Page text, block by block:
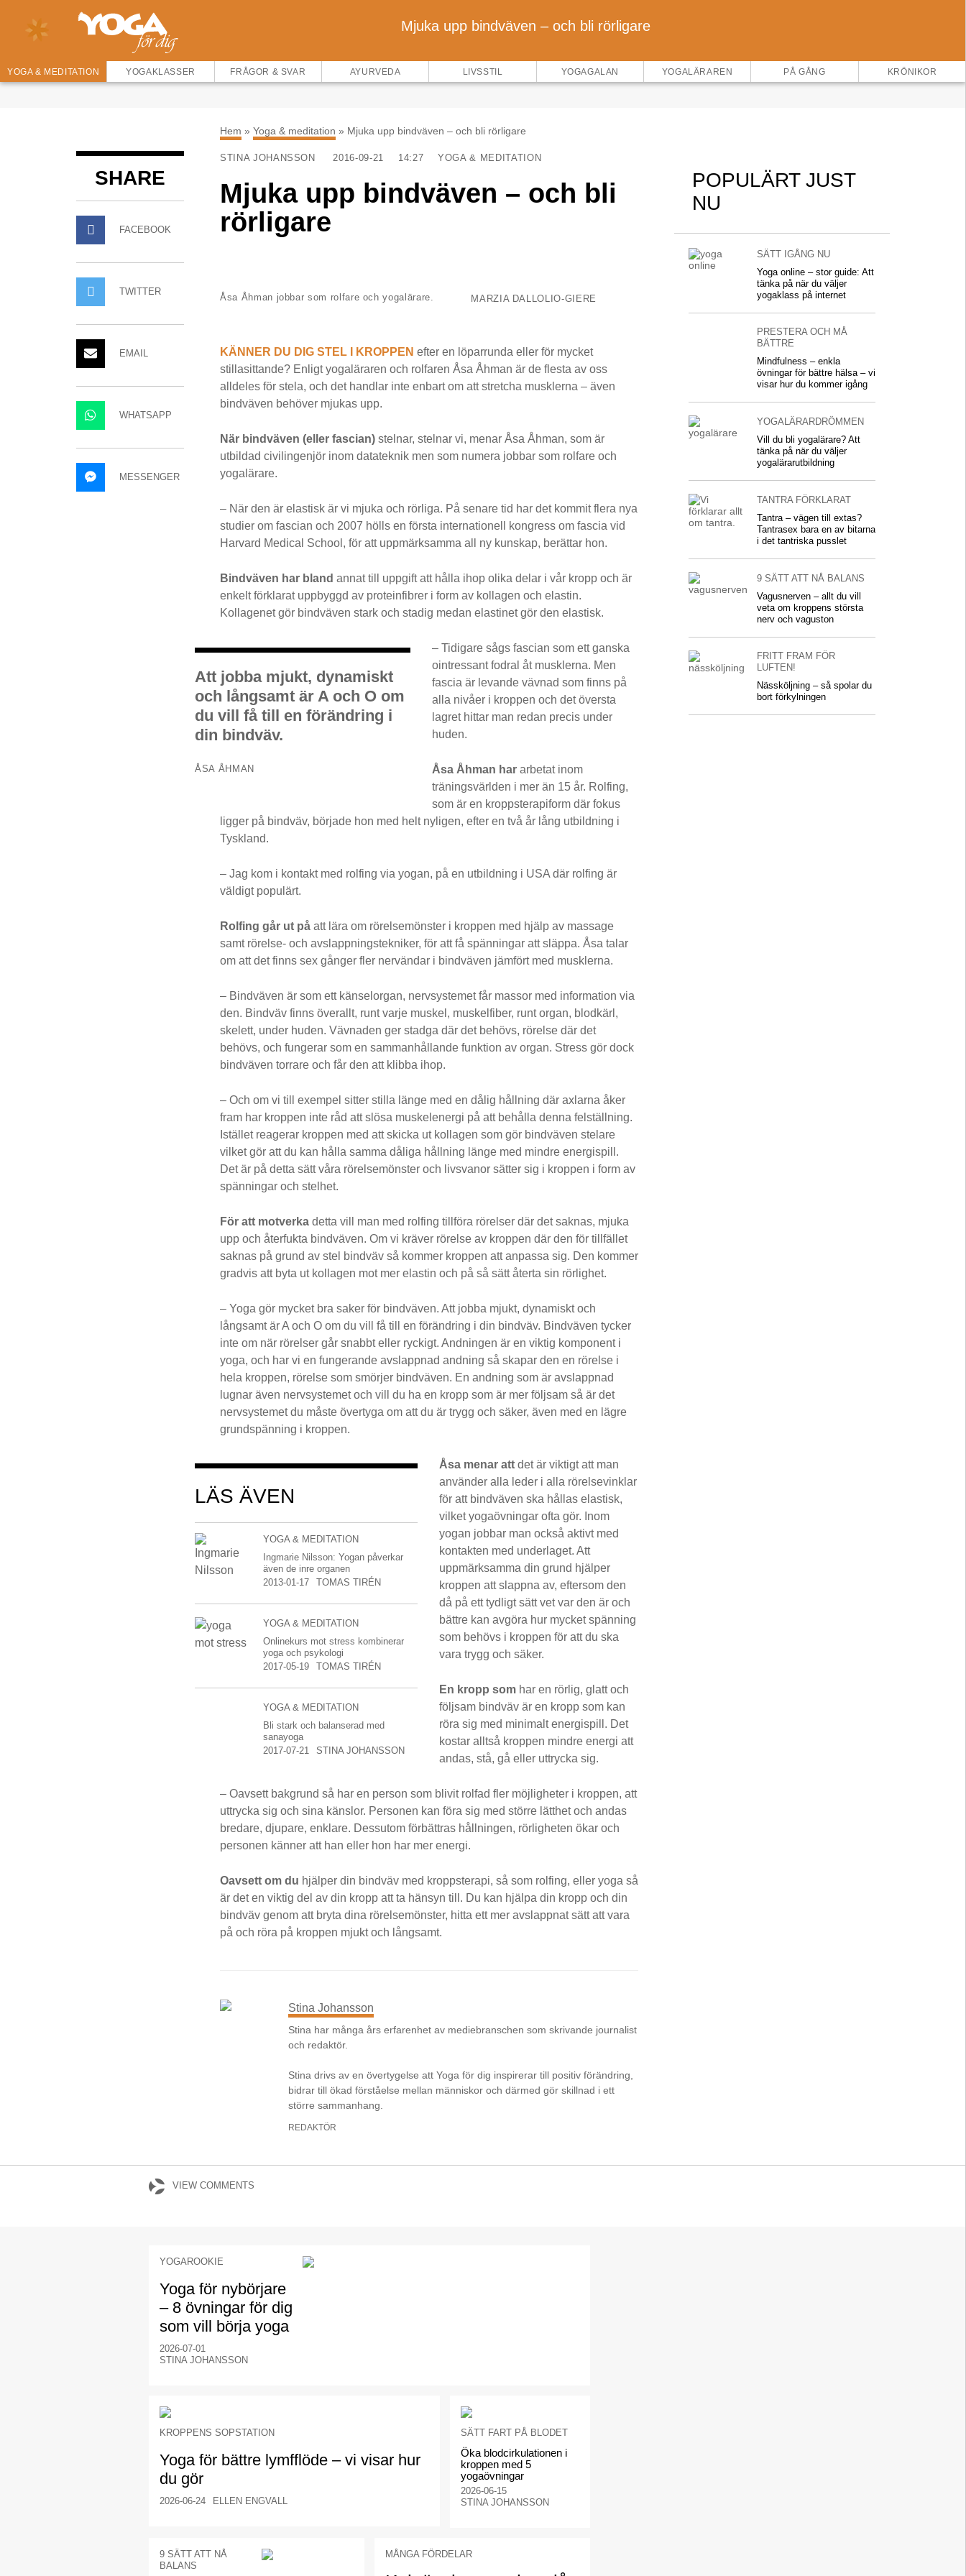
Mjuka upp bindväven – och bli rörligare
YOGA & MEDITATION YOGAKLASSER FRÅGOR & SVAR AYURVEDA LIVSSTIL YOGAGALAN YOGALÄRAREN PÅ GÅNG KRÖNIKOR
SHARE
FACEBOOK
TWITTER
EMAIL
WHATSAPP
MESSENGER
Hem » Yoga & meditation » Mjuka upp bindväven – och bli rörligare
STINA JOHANSSON 2016-09-21 14:27 YOGA & MEDITATION
Mjuka upp bindväven – och bli
rörligare
Åsa Åhman jobbar som rolfare och yogalärare. MARZIA DALLOLIO-GIERE
KÄNNER DU DIG STEL I KROPPEN efter en löparrunda eller för mycket
stillasittande? Enligt yogaläraren och rolfaren Åsa Åhman är de flesta av oss
alldeles för stela, och det handlar inte enbart om att stretcha musklerna – även
bindväven behöver mjukas upp.
När bindväven (eller fascian) stelnar, stelnar vi, menar Åsa Åhman, som är
utbildad civilingenjör inom datateknik men som numera jobbar som rolfare och
yogalärare.
– När den är elastisk är vi mjuka och rörliga. På senare tid har det kommit flera nya
studier om fascian och 2007 hölls en första internationell kongress om fascia vid
Harvard Medical School, för att uppmärksamma all ny kunskap, berättar hon.
Bindväven har bland annat till uppgift att hålla ihop olika delar i vår kropp och är
enkelt förklarat uppbyggd av proteinfibrer i form av kollagen och elastin.
Kollagenet gör bindväven stark och stadig medan elastinet gör den elastisk.
Att jobba mjukt, dynamiskt
och långsamt är A och O om
du vill få till en förändring i
din bindväv.
ÅSA ÅHMAN
– Tidigare sågs fascian som ett ganska
ointressant fodral åt musklerna. Men
fascia är levande vävnad som finns på
alla nivåer i kroppen och det översta
lagret hittar man redan precis under
huden.
Åsa Åhman har arbetat inom
träningsvärlden i mer än 15 år. Rolfing,
som är en kroppsterapiform där fokus
ligger på bindväv, började hon med helt nyligen, efter en två år lång utbildning i
Tyskland.
– Jag kom i kontakt med rolfing via yogan, på en utbildning i USA där rolfing är
väldigt populärt.
Rolfing går ut på att lära om rörelsemönster i kroppen med hjälp av massage
samt rörelse- och avslappnings­tekniker, för att få spänningar att släppa. Åsa talar
om att det finns sex gånger fler nervändar i bindväven jämfört med musklerna.
– Bindväven är som ett känselorgan, nervsystemet får massor med information via
den. Bindväv finns överallt, runt varje muskel, muskelfiber, runt organ, blodkärl,
skelett, under huden. Vävnaden ger stadga där det behövs, rörelse där det
behövs, och fungerar som en sammanhållande funktion av organ. Stress gör dock
bindväven torrare och får den att klibba ihop.
– Och om vi till exempel sitter stilla länge med en dålig hållning där axlarna åker
fram har kroppen inte råd att slösa muskelenergi på att behålla denna felställning.
Istället reagerar kroppen med att skicka ut kollagen som gör bindväven stelare
vilket gör att du kan hålla samma dåliga hållning länge med mindre energispill.
Det är på detta sätt våra rörelsemönster och livsvanor sätter sig i kroppen i form av
spänningar och stelhet.
För att motverka detta vill man med rolfing tillföra rörelser där det saknas, mjuka
upp och återfukta bindväven. Om vi kräver rörelse av kroppen där den för tillfället
saknas på grund av stel bindväv så kommer kroppen att anpassa sig. Den kommer
gradvis att byta ut kollagen mot mer elastin och på så sätt återta sin rörlighet.
– Yoga gör mycket bra saker för bindväven. Att jobba mjukt, dynamiskt och
långsamt är A och O om du vill få till en förändring i din bindväv. Bindväven tycker
inte om när rörelser går snabbt eller ryckigt. Andningen är en viktig komponent i
yoga, och har vi en fungerande avslappnad andning så skapar den en rörelse i
hela kroppen, rörelse som smörjer bindväven. En andning som är avslappnad
lugnar även nervsystemet och vill du ha en kropp som är mer följsam så är det
nervsystemet du måste övertyga om att du är trygg och säker, även med en lägre
grundspänning i kroppen.
LÄS ÄVEN
YOGA & MEDITATION
Ingmarie Nilsson: Yogan påverkar
även de inre organen
2013-01-17
TOMAS TIRÉN
YOGA & MEDITATION
Onlinekurs mot stress kombinerar
yoga och psykologi
2017-05-19
TOMAS TIRÉN
YOGA & MEDITATION
Bli stark och balanserad med
sanayoga
2017-07-21
STINA JOHANSSON
Åsa menar att det är viktigt att man
använder alla leder i alla rörelsevinklar
för att bindväven ska hållas elastisk,
vilket yogaövningar ofta gör. Inom
yogan jobbar man också aktivt med
kontakten med underlaget. Att
uppmärksamma din grund hjälper
kroppen att slappna av, eftersom den
då på ett tydligt sätt vet var den är och
bättre kan avgöra hur mycket spänning
som behövs i kroppen för att du ska
vara trygg och säker.
En kropp som har en rörlig, glatt och
följsam bindväv är en kropp som kan
röra sig med minimalt energispill. Det
kostar alltså kroppen mindre energi att
andas, stå, gå eller uttrycka sig.
– Oavsett bakgrund så har en person som blivit rolfad fler möjligheter i kroppen, att
uttrycka sig och sina känslor. Personen kan föra sig med större lätthet och andas
bredare, djupare, enklare. Dessutom förbättras hållningen, rörligheten ökar och
personen känner att han eller hon har mer energi.
Oavsett om du hjälper din bindväv med kroppsterapi, så som rolfing, eller yoga så
är det en viktig del av din kropp att ta hänsyn till. Du kan hjälpa din kropp och din
bindväv genom att bryta dina rörelsemönster, hitta ett mer avslappnat sätt att vara
på och röra på kroppen mjukt och långsamt.
Stina Johansson
Stina har många års erfarenhet av mediebranschen som skrivande journalist
och redaktör.
Stina drivs av en övertygelse att Yoga för dig inspirerar till positiv förändring,
bidrar till ökad förståelse mellan människor och därmed gör skillnad i ett
större sammanhang.
REDAKTÖR
POPULÄRT JUST
NU
SÄTT IGÅNG NU
Yoga online – stor guide: Att
tänka på när du väljer
yogaklass på internet
PRESTERA OCH MÅ
BÄTTRE
Mindfulness – enkla
övningar för bättre hälsa – vi
visar hur du kommer igång
YOGALÄRARDRÖMMEN
Vill du bli yogalärare? Att
tänka på när du väljer
yogalärarutbildning
TANTRA FÖRKLARAT
Tantra – vägen till extas?
Tantrasex bara en av bitarna
i det tantriska pusslet
9 SÄTT ATT NÅ BALANS
Vagusnerven – allt du vill
veta om kroppens största
nerv och vaguston
FRITT FRAM FÖR
LUFTEN!
Nässköljning – så spolar du
bort förkylningen
VIEW COMMENTS
YOGAROOKIE
Yoga för nybörjare
– 8 övningar för dig
som vill börja yoga
2026-07-01
STINA JOHANSSON
KROPPENS SOPSTATION
Yoga för bättre lymfflöde – vi visar hur
du gör
2026-06-24 ELLEN ENGVALL
SÄTT FART PÅ BLODET
Öka blodcirkulationen i
kroppen med 5
yogaövningar
2026-06-15
STINA JOHANSSON
9 SÄTT ATT NÅ
BALANS
MÅNGA FÖRDELAR